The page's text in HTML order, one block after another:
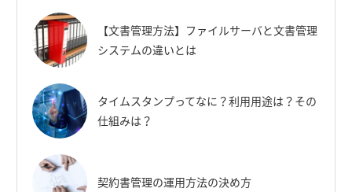
【文書管理方法】ファイルサーバと文書管理
システムの違いとは
タイムスタンプってなに？利用用途は？その
仕組みは？
契約書管理の運用方法の決め方